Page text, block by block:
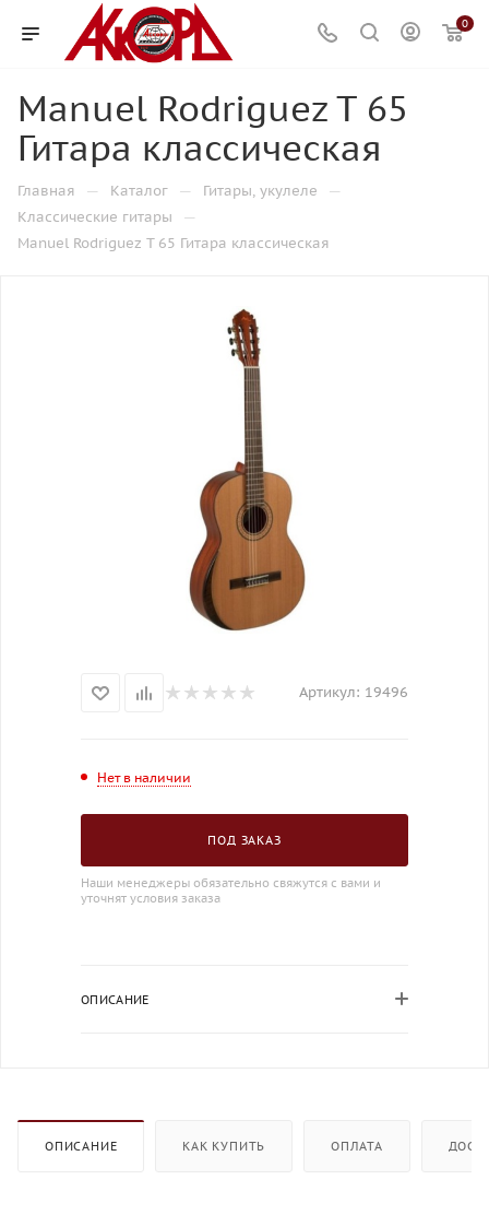
0
Manuel Rodriguez T 65
Гитара классическая
Главная — Каталог — Гитары, укулеле —
Классические гитары —
Manuel Rodriguez T 65 Гитара классическая
Артикул: 19496
Нет в наличии
ПОД ЗАКАЗ
Наши менеджеры обязательно свяжутся с вами и
уточнят условия заказа
ОПИСАНИЕ
ОПИСАНИЕ КАК КУПИТЬ ОПЛАТА